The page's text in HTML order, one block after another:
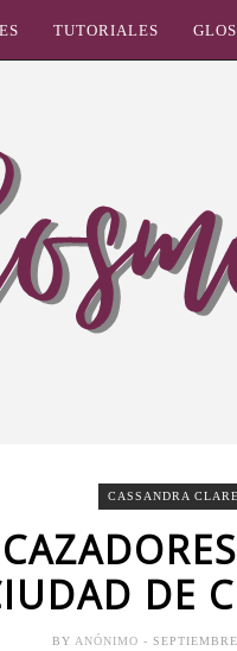
TUTORIALES
CASSANDRA CLARE
DE
BY ANÓNIMO -